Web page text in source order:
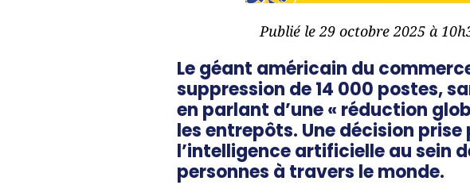
Publié le 29 octobre 2025 à
Le géant américain du
suppression de 14 000 postes,
en parlant d’une « réduction
les entrepôts. Une décision
l’intelligence artificielle au sein
personnes à travers le monde.